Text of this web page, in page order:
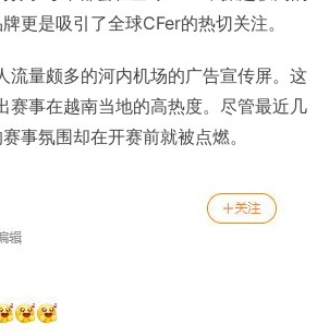
更是吸引了全球CFer的热切关注。
流量颇多的河内机场的广告宣传屏。这
赛事在越南当地的高热度。尽管最近几
事氛围却在开赛前就被点燃。